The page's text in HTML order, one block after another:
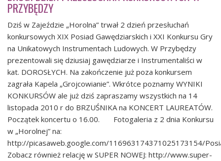
PRZYBĘDZY
Dziś w Zajeździe „Horolna” trwał 2 dzień przesłuchań
konkursowych XIX Posiad Gawędziarskich i XXI Konkursu Gry
na Unikatowych Instrumentach Ludowych. W Przybędzy
prezentowali się dziusiaj gawędziarze i Instrumentaliści w
kat. DOROSŁYCH. Na zakończenie już poza konkursem
zagrała Kapela „Grojcowianie”. Wkrótce poznamy WYNIKI
KONKURSÓW ale już dziś zapraszamy wszystkich na 14
listopada 2010 r do BRZUŚNIKA na KONCERT LAUREATÓW.
Początek koncertu o 16.00. Fotogaleria z 2 dnia Konkursu
w „Horolnej” na:
http://picasaweb.google.com/116963174371025173154/
Zobacz również relację w SUPER NOWEJ: http://www.super-